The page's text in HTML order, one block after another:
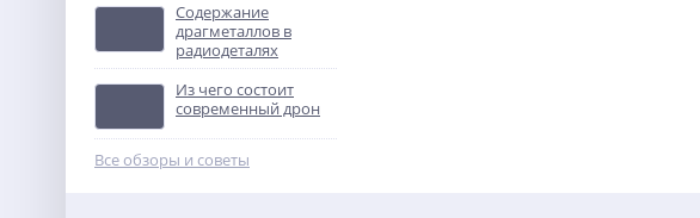
ТВУ-12В тональное
вызывное устройство
Не указана цена
Содержание
драгметаллов в
радиодеталях
Из чего состоит
современный дрон
Все обзоры и советы